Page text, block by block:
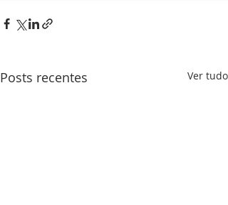
Posts recentes Ver tudo